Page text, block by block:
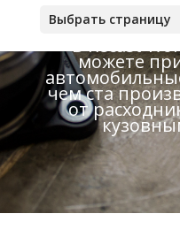
Выбрать страницу
В Recast
можете
чем ста
от